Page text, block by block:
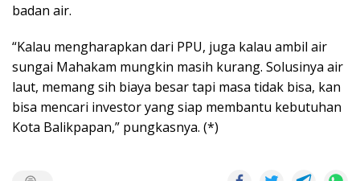
badan air.
“Kalau mengharapkan dari PPU, juga kalau ambil air
sungai Mahakam mungkin masih kurang. Solusinya air
laut, memang sih biaya besar tapi masa tidak bisa, kan
bisa mencari investor yang siap membantu kebutuhan
Kota Balikpapan,” pungkasnya. (*)